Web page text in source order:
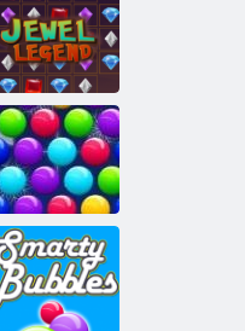
Juwel Legende
Smarty Bubbles
X-Mas